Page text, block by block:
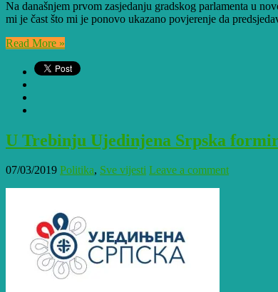
Na današnjem prvom zasjedanju gradskog parlamenta u
mi je čast što mi je ponovo ukazano povjerenje da
Read More »
U Trebinju Ujedinjena Srpska
07/03/2019 Politika, Sve vijesti Leave a comment